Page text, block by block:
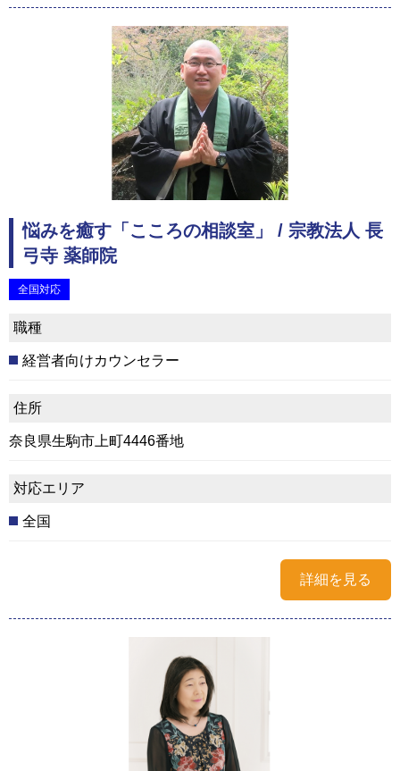
悩みを癒す「こころの相談室」 / 宗教法人 長
弓寺 薬師院
全国対応
職種
経営者向けカウンセラー
住所
奈良県生駒市上町4446番地
対応エリア
全国
詳細を見る